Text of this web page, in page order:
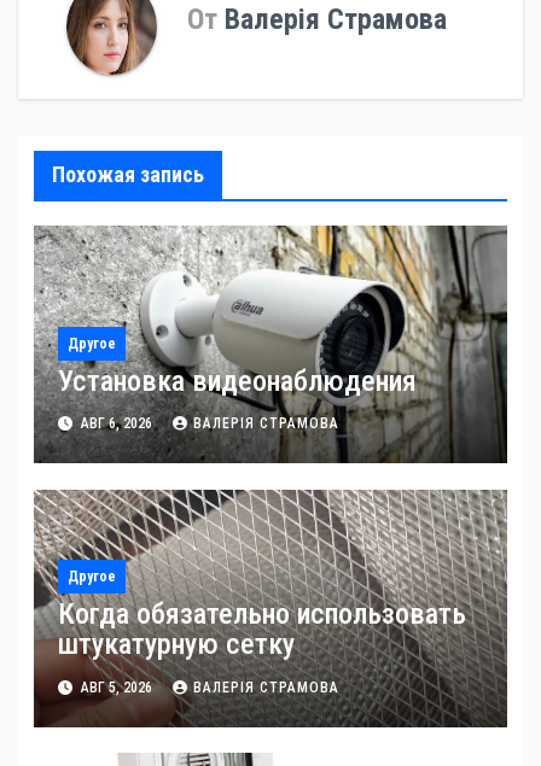
От Валерія Страмова
Похожая запись
Другое
Установка видеонаблюдения
АВГ 6, 2026 ВАЛЕРІЯ СТРАМОВА
Другое
Когда обязательно использовать
штукатурную сетку
АВГ 5, 2026 ВАЛЕРІЯ СТРАМОВА